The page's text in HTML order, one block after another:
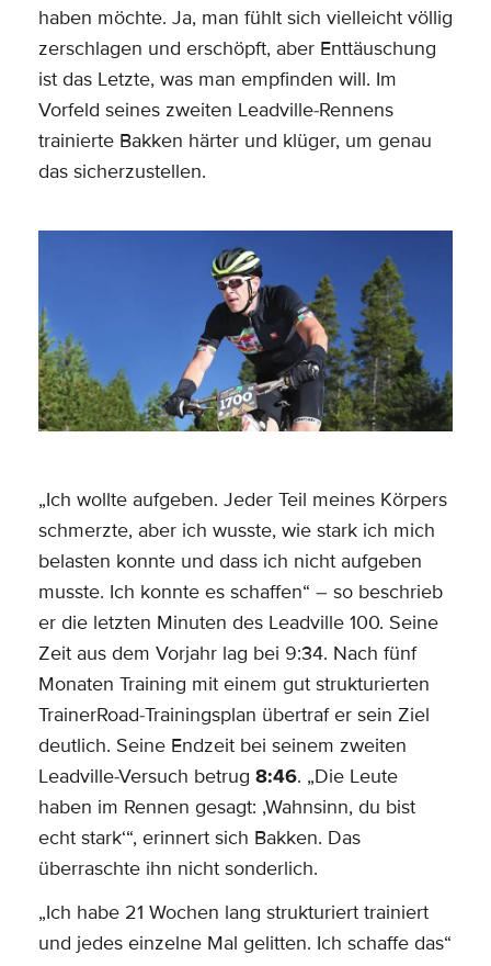
haben möchte. Ja, man fühlt sich vielleicht völlig
zerschlagen und erschöpft, aber Enttäuschung
ist das Letzte, was man empfinden will. Im
Vorfeld seines zweiten Leadville-Rennens
trainierte Bakken härter und klüger, um genau
das sicherzustellen.
„Ich wollte aufgeben. Jeder Teil meines Körpers
schmerzte, aber ich wusste, wie stark ich mich
belasten konnte und dass ich nicht aufgeben
musste. Ich konnte es schaffen“ – so beschrieb
er die letzten Minuten des Leadville 100. Seine
Zeit aus dem Vorjahr lag bei 9:34. Nach fünf
Monaten Training mit einem gut strukturierten
TrainerRoad-Trainingsplan übertraf er sein Ziel
deutlich. Seine Endzeit bei seinem zweiten
Leadville-Versuch betrug 8:46. „Die Leute
haben im Rennen gesagt: ‚Wahnsinn, du bist
echt stark‘“, erinnert sich Bakken. Das
überraschte ihn nicht sonderlich.
„Ich habe 21 Wochen lang strukturiert trainiert
und jedes einzelne Mal gelitten. Ich schaffe das“